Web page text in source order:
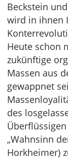
Beckstein
wird in ihnen
Heute schon
zukünftige
Massen aus
gewappnet
des
„Wahnsinn
Horkheimer)